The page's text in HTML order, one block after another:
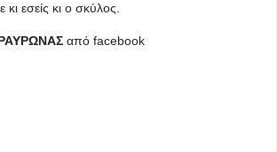
εσείς κι ο σκύλος.
από facebook